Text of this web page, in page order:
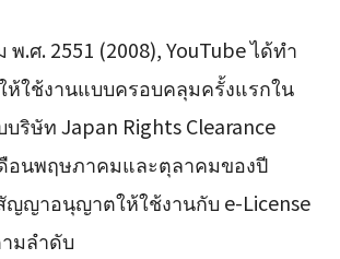
.ศ. 2551 (2008), YouTube ได้ทำ
ใช้งานแบบครอบคลุมครั้งแรกใน
ริษัท Japan Rights Clearance
ดือนพฤษภาคมและตุลาคมของปี
ญญาอนุญาตให้ใช้งานกับ e-License
ามลำดับ